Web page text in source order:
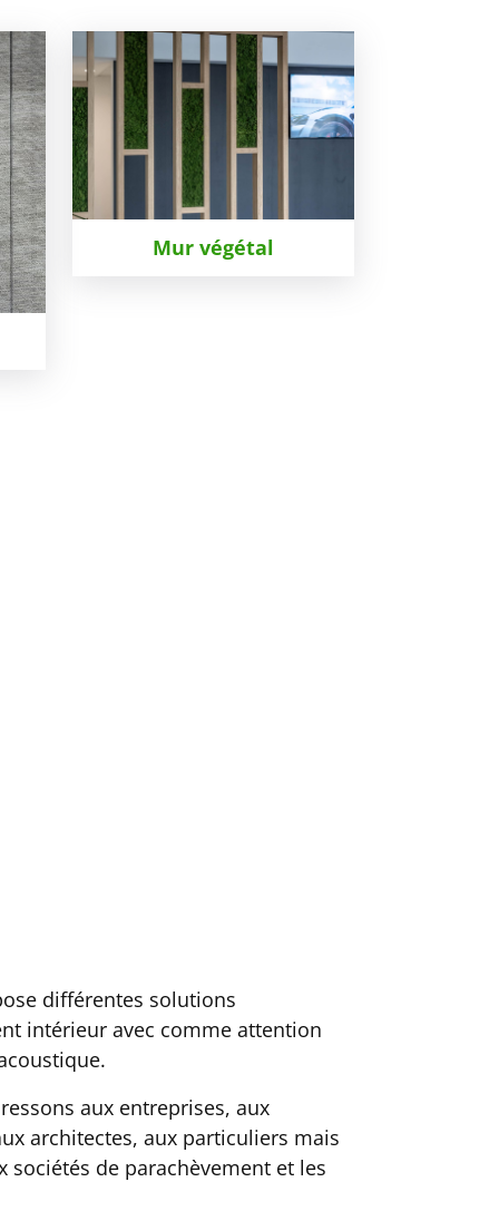
Mur végétal
différentes solutions
intérieur avec comme attention
aux entreprises, aux
architectes, aux particuliers mais
sociétés de parachèvement et les